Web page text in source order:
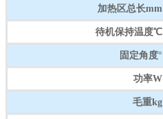
加热区总长mm
待机保持温度℃
固定角度°
功率W
毛重kg